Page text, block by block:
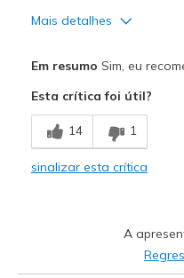
Mais detalhes
Durable
Good Cushioning
Em resumo Sim, eu
Esta crítica foi útil?
14 1
sinalizar esta crítica
A